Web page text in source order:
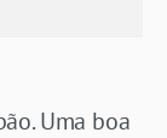
Uma boa